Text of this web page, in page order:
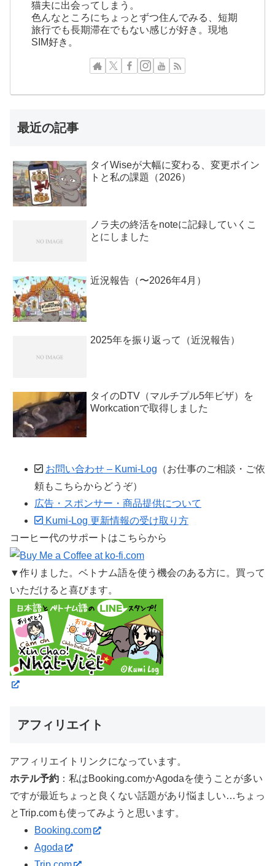
猫夫に出会ってしまう。
色んなところにちょっとずつ住んでみる、短期
旅行でも長期滞在でもない感じが好き。現地
SIM好き。
最近の記事
タイWiseが大幅に変わる、変更ポイン
トと私の課題（2026）
ノラ夫の終活をnoteに記録していくこ
とにしました
近況報告（〜2026年4月）
2025年を振り返って（近況報告）
タイのDTV（マルチプル5年ビザ）を
Workcationで取得しました
お問い合わせ – Kumi-Log （お仕事のご相談・ご依
頼もこちらからどうぞ）
広告・スポンサー・商品提供について
Kumi-Log 更新情報の受け取り方
コーヒー代のサポートはこちらから
▼作りました。ベトナム語を使う機会のある方に。買って
いただけると喜びます。
アフィリエイト
アフィリエイトリンクになっています。
ホテル予約 ：私はBooking.comかAgodaを使うことが多い
ですが最近ちょっと良くない話題があり悩ましい…ちょっ
とTrip.comも使ってみようと思います。
Booking.com
Agoda